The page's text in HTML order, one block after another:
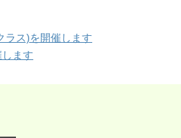
ラス)を開催します
ます